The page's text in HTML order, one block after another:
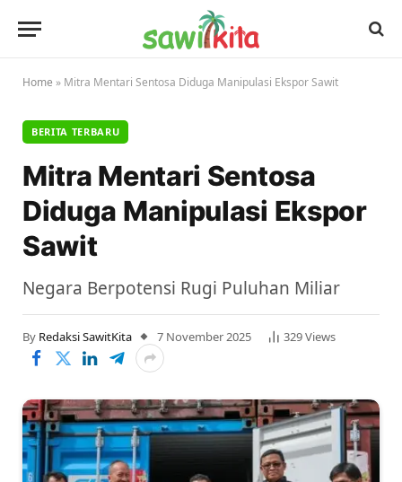
Home » Mitra Mentari Sentosa Diduga Manipulasi Ekspor Sawit
BERITA TERBARU
Mitra Mentari Sentosa
Diduga Manipulasi Ekspor
Sawit
Negara Berpotensi Rugi Puluhan Miliar
By Redaksi SawitKita 7 November 2025 329Views